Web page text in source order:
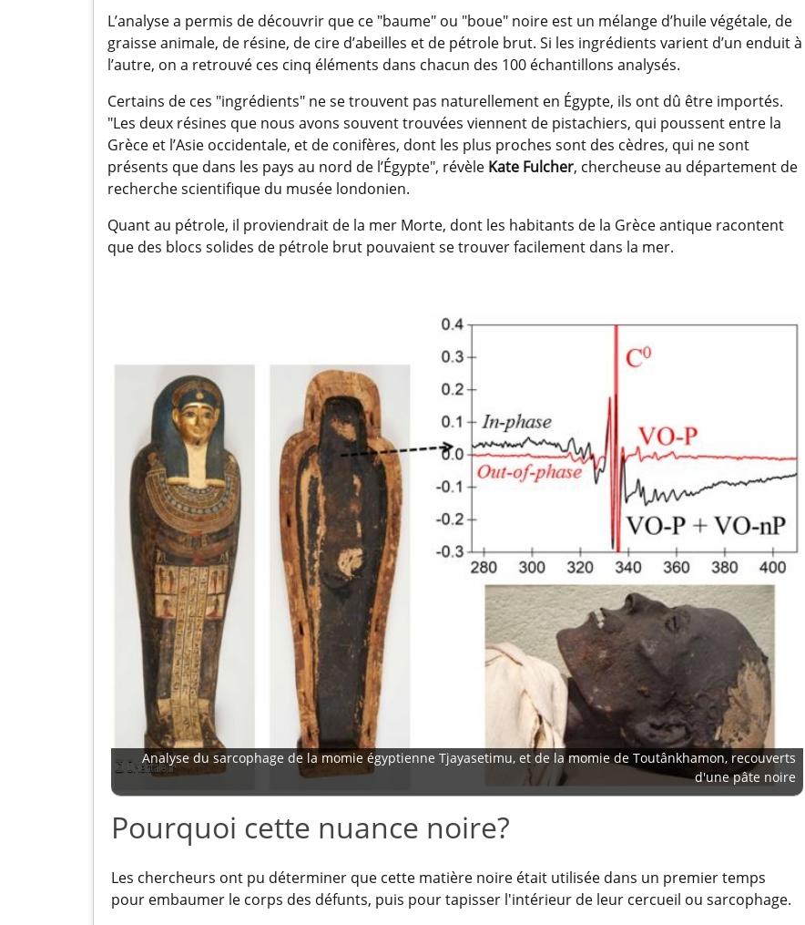
L’analyse a permis de découvrir que ce "baume" ou "boue" noire est un mélange d’huile végétale, de
graisse animale, de résine, de cire d’abeilles et de pétrole brut. Si les ingrédients varient d’un enduit à
l’autre, on a retrouvé ces cinq éléments dans chacun des 100 échantillons analysés.
Certains de ces "ingrédients" ne se trouvent pas naturellement en Égypte, ils ont dû être importés.
"Les deux résines que nous avons souvent trouvées viennent de pistachiers, qui poussent entre la
Grèce et l’Asie occidentale, et de conifères, dont les plus proches sont des cèdres, qui ne sont
présents que dans les pays au nord de l’Égypte", révèle Kate Fulcher, chercheuse au département de
recherche scientifique du musée londonien.
Quant au pétrole, il proviendrait de la mer Morte, dont les habitants de la Grèce antique racontent
que des blocs solides de pétrole brut pouvaient se trouver facilement dans la mer.
Analyse du sarcophage de la momie égyptienne Tjayasetimu, et de la momie de Toutânkhamon, recouverts
d'une pâte noire
Pourquoi cette nuance noire?
Les chercheurs ont pu déterminer que cette matière noire était utilisée dans un premier temps
pour embaumer le corps des défunts, puis pour tapisser l'intérieur de leur cercueil ou sarcophage.